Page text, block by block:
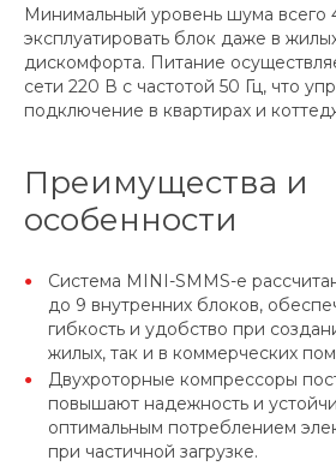
Минимальный уровень шума всего
эксплуатировать блок даже в
дискомфорта. Питание
сети 220 В с частотой 50 Гц, что
подключение в квартирах и
Преимущества и
особенности
Система MINI-SMMS-e
до 9 внутренних блоков,
гибкость и удобство при
жилых, так и в коммерческих
Двухроторные компрессоры
повышают надежность и
оптимальным потреблением
при частичной загрузке.